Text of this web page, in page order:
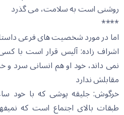
روشنی است به سلامت، می گذرد
****
اما در مورد شخصیت های فرعی
اشراف زاده: آلیس قرار است با
نمی داند، خود او هم انسانی
مقابلش ندارد
خرگوش: جلیقه پوشی که با خود
طبقات بالای اجتماع است که